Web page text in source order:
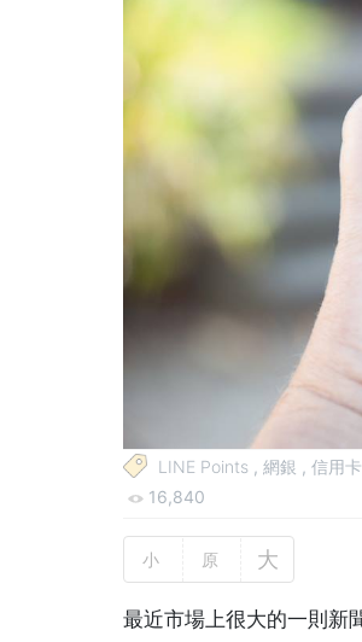
LINE Points , 網銀 , 信用卡
16,840
小 原 大
最近市場上很大的一則新